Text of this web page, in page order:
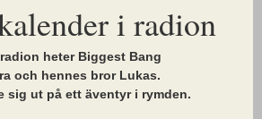
i radion
heter Biggest Bang
och hennes bror Lukas.
sig ut på ett äventyr i rymden.